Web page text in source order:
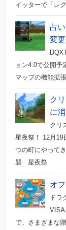
イッターで「レ
占
変
ョン4.0で公開予
マップの機能拡
ク
に
クリ
星夜祭！ 12月19
つの町にやって
襲 星夜祭
オ
ドラ
VISA
で、さまざまな